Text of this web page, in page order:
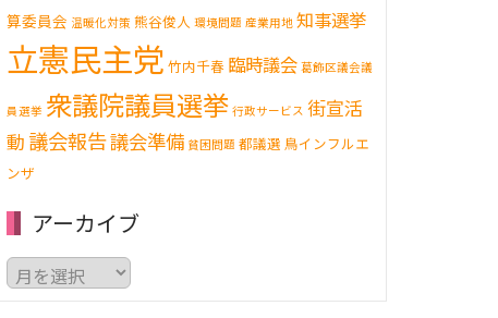
算委員会 温暖化対策 熊谷俊人 環境問題 産業用地 知事選挙
立憲民主党 竹内千春 臨時議会 葛飾区議会議
員選挙 衆議院議員選挙 行政サービス 街宣活
動 議会報告議会準備 貧困問題 都議選 鳥インフルエ
ンザ
アーカイブ
ア
ー
カ